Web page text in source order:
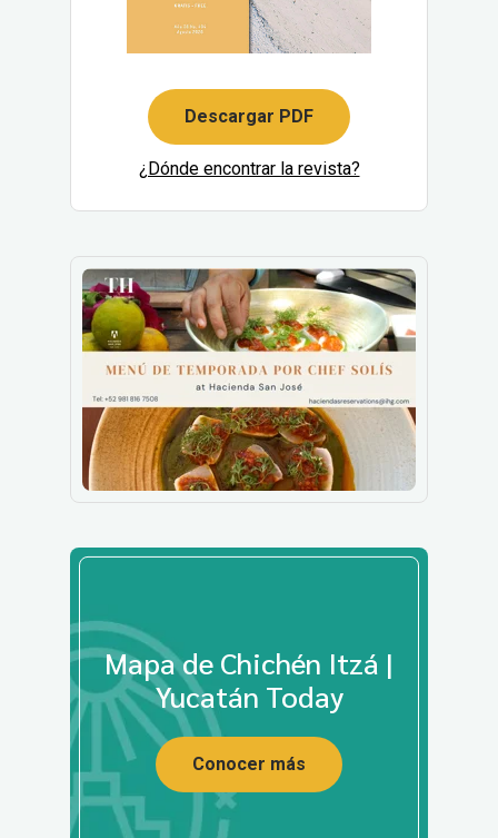
Descargar PDF
¿Dónde encontrar la revista?
Mapa de Chichén Itzá |
Yucatán Today
Conocer más